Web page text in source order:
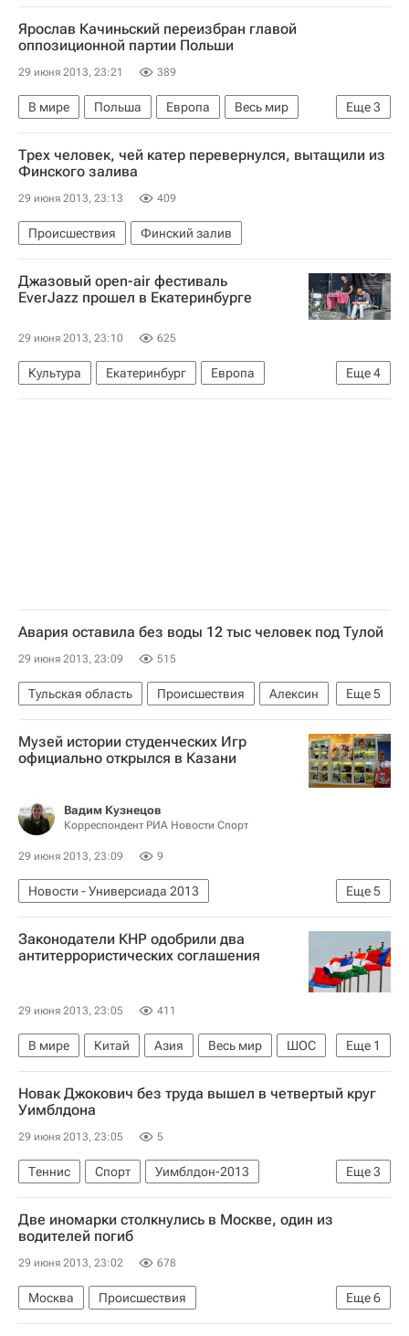
Ярослав Качиньский переизбран главой
оппозиционной партии Польши
29 июня 2013, 23:21 389
Еще3
В мире Польша Европа
Весь мир
Ярослав Качиньский
Гражданская платформа (Россия)
Совет министров Польши
Трех человек, чей катер перевернулся, вытащили из
Финского залива
29 июня 2013, 23:13 409
Происшествия Финский залив
Джазовый open-air фестиваль
EverJazz прошел в Екатеринбурге
29 июня 2013, 23:10 625
Еще4
Культура Екатеринбург
Европа
Уральский ФО
Весь мир
Авария оставила без воды 12 тыс человек под Тулой
29 июня 2013, 23:09 515
Еще5
Тульская область Происшествия
Алексин
Центральный ФО
Алексинский район
Весь мир
Европа Россия
Музей истории студенческих Игр
официально открылся в Казани
Вадим Кузнецов
Корреспондент РИА Новости Спорт
29 июня 2013, 23:09 9
Еще5
Новости - Универсиада 2013
Другие виды спорта
Мультимедийный спортивный пакет
Летняя Универсиада 2013
Законодатели КНР одобрили два
антитеррористических соглашения
29 июня 2013, 23:05 411
Еще 1
В мире Китай Азия Весь мир
ШОС
Всекитайское собрание народных представителей
Новак Джокович без труда вышел в четвертый круг
Уимблдона
29 июня 2013, 23:05 5
Еще3
Теннис Спорт
Уимблдон-2013
Уимблдон
Жереми Шарди
Новак Джокович
Две иномарки столкнулись в Москве, один из
водителей погиб
29 июня 2013, 23:02 678
Еще6
Москва
Происшествия
Трасса А130 (Калужское шоссе)
Европа